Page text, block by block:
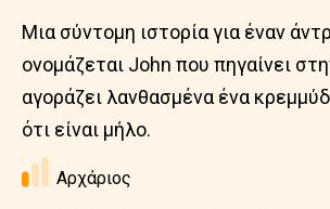
Μια σύντομη ιστορία για έναν
ονομάζεται John που πηγαίνει
αγοράζει λανθασμένα ένα
ότι είναι μήλο.
Αρχάριος